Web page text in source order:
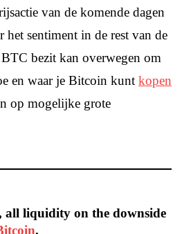
van de komende dagen
sentiment in de rest van de
bezit kan overwegen om
en waar je Bitcoin kunt kopen
op mogelijke grote
all liquidity on the downside
.